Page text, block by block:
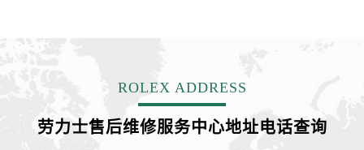
ROLEX ADDRESS
劳力士售后维修服务中心地址电话查询